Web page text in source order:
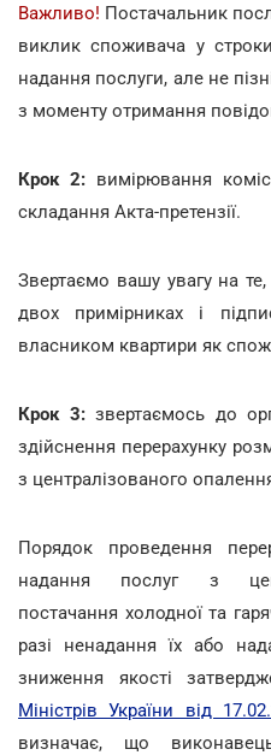
Важливо! Постачальник
виклик споживача у
надання послуги, але не
з моменту отримання
Крок 2:вимірювання
складання Акта-претензії.
Звертаємо вашу увагу на
двох примірниках і
власником квартири як
Крок 3:звертаємось до
здійснення перерахунку
з централізованого
Порядок проведення
надання послуг з
постачання холодної та
разі ненадання їх або
зниження якості
Міністрів України від
визначає, що